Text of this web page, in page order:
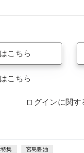
こちら
こちら
ログインに関す
集 宮島醤油